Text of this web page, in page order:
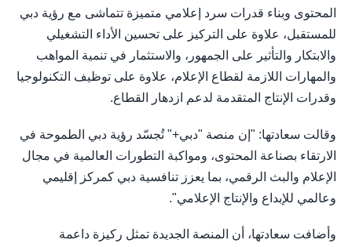
المحتوى وبناء قدرات سرد إعلامي متميزة تتماشى مع رؤية دبي
للمستقبل، علاوة على التركيز على تحسين الأداء التشغيلي
والابتكار والتأثير على الجمهور، والاستثمار في تنمية المواهب
والمهارات اللازمة لقطاع الإعلام، علاوة على توظيف التكنولوجيا
وقدرات الإنتاج المتقدمة لدعم ازدهار القطاع.
وقالت سعادتها: "إن منصة "دبي+" تُجسّد رؤية دبي الطموحة في
الارتقاء بصناعة المحتوى، ومواكبة التطورات العالمية في مجال
الإعلام والبث الرقمي، بما يعزز تنافسية دبي كمركز إقليمي
وعالمي للإبداع والإنتاج الإعلامي".
وأضافت سعادتها، أن المنصة الجديدة تمثل ركيزة داعمة